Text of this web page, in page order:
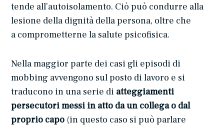
tende all’autoisolamento. Ciò può condurre alla
lesione della dignità della persona, oltre che
a comprometterne la salute psicofisica.
Nella maggior parte dei casi gli episodi di
mobbing avvengono sul posto di lavoro e si
traducono in una serie di atteggiamenti
persecutori messi in atto da un collega o dal
proprio capo (in questo caso si può parlare